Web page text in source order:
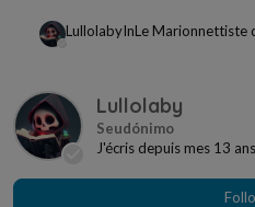
LullolabyInLe Marionnettiste
Lullolaby
J'écris depuis mes 13